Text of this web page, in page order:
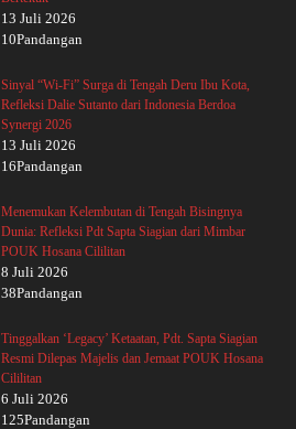
13 Juli 2026
10Pandangan
Sinyal “Wi-Fi” Surga di Tengah Deru Ibu Kota,
Refleksi Dalie Sutanto dari Indonesia Berdoa
Synergi 2026
13 Juli 2026
16Pandangan
Menemukan Kelembutan di Tengah Bisingnya
Dunia: Refleksi Pdt Sapta Siagian dari Mimbar
POUK Hosana Cililitan
8 Juli 2026
38Pandangan
Tinggalkan ‘Legacy’ Ketaatan, Pdt. Sapta Siagian
Resmi Dilepas Majelis dan Jemaat POUK Hosana
Cililitan
6 Juli 2026
125Pandangan